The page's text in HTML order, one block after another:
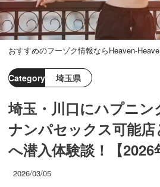
おすすめのフーゾク情報ならHeaven-
Category 埼玉県
埼玉・川口にハプニン
ナンパセックス可能
へ潜入体験談！【2026
2026/03/05